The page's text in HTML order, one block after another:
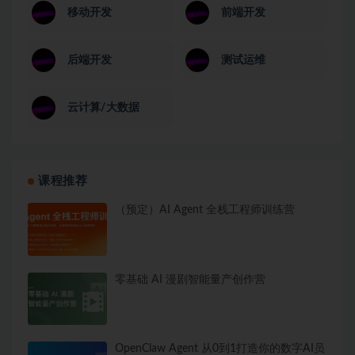
移动开发 前端开发
后端开发 测试运维
云计算/大数据
课程推荐
（预定）AI Agent 全栈工程师训练营
零基础 AI 漫剧智能量产创作营
OpenClaw Agent 从0到1打造你的数字AI员